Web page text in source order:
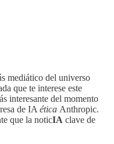
mediático del universo
que te interese este
interesante del momento
de IA ética Anthropic.
que la noticIA clave de